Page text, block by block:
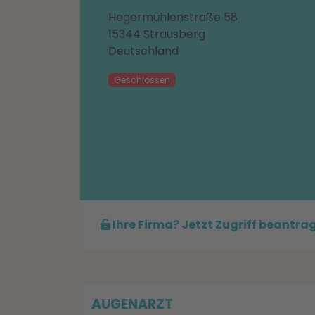
Hegermühlenstraße 58
15344 Strausberg
Deutschland
Geschlossen
Ihre Firma? Jetzt Zugriff
AUGENARZT